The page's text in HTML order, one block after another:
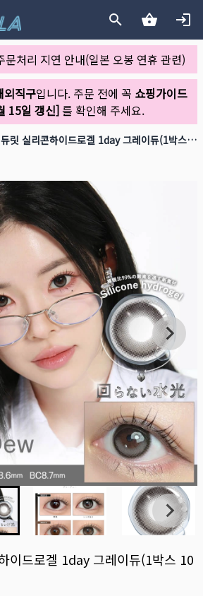
처리 지연 안내(일본 오봉 연휴 관련)
외직구입니다. 주문 전에 꼭 쇼핑가이드
15일 갱신]를 확인해 주세요.
Dewlit 듀릿 실리콘하이드로겔 1day 그레이듀(1박스 10개들이)
이드로겔 1day 그레이듀(1박스 10